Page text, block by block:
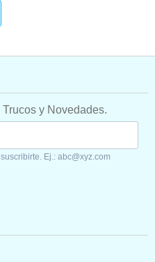
y Novedades.
Ej.: abc@xyz.com